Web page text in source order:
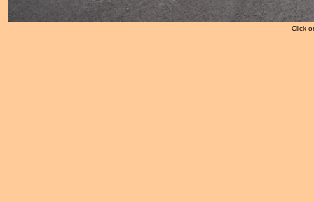
Click